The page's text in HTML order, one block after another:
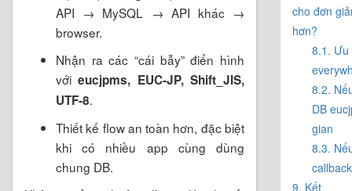
API → MySQL → API khác →
browser.
Nhận ra các “cái bẫy” điển hình
vớieucjpms, EUC-JP, Shift_JIS,
UTF-8.
Thiết kế flow an toàn hơn, đặc biệt
khi có nhiều app cùng dùng
chung DB.
cho đơn
hơn?
8.1. Ưu
8.2.
DB
gian
8.3.
callback
9. Kết